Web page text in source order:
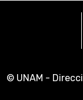
© UNAM -